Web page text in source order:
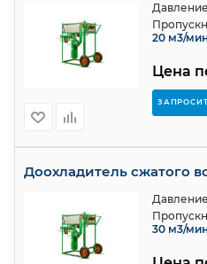
Цена
20 м3/
Доохладитель сжатого
30 м3/